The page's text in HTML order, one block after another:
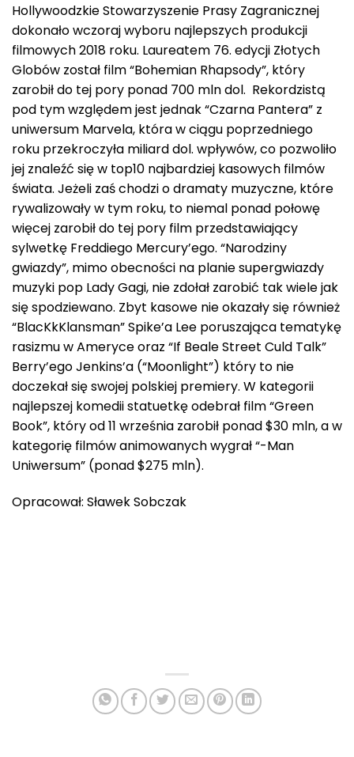
Hollywoodzkie Stowarzyszenie Prasy Zagranicznej
dokonało wczoraj wyboru najlepszych produkcji
filmowych 2018 roku. Laureatem 76. edycji Złotych
Globów został film “Bohemian Rhapsody”, który
zarobił do tej pory ponad 700 mln dol. Rekordzistą
pod tym względem jest jednak “Czarna Pantera” z
uniwersum Marvela, która w ciągu poprzedniego
roku przekroczyła miliard dol. wpływów, co pozwoliło
jej znaleźć się w top10 najbardziej kasowych filmów
świata. Jeżeli zaś chodzi o dramaty muzyczne, które
rywalizowały w tym roku, to niemal ponad połowę
więcej zarobił do tej pory film przedstawiający
sylwetkę Freddiego Mercury’ego. “Narodziny
gwiazdy”, mimo obecności na planie supergwiazdy
muzyki pop Lady Gagi, nie zdołał zarobić tak wiele jak
się spodziewano. Zbyt kasowe nie okazały się również
“BlacKkKlansman” Spike’a Lee poruszająca tematykę
rasizmu w Ameryce oraz “If Beale Street Culd Talk”
Berry’ego Jenkins’a (“Moonlight”) który to nie
doczekał się swojej polskiej premiery. W kategorii
najlepszej komedii statuetkę odebrał film “Green
Book”, który od 11 września zarobił ponad $30 mln, a w
kategorię filmów animowanych wygrał “-Man
Uniwersum” (ponad $275 mln).
Opracował: Sławek Sobczak